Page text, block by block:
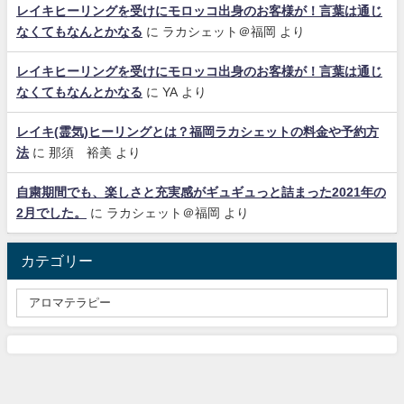
レイキヒーリングを受けにモロッコ出身のお客様が！言葉は通じ
なくてもなんとかなる に ラカシェット＠福岡 より
レイキヒーリングを受けにモロッコ出身のお客様が！言葉は通じ
なくてもなんとかなる に YA より
レイキ(霊気)ヒーリングとは？福岡ラカシェットの料金や予約方
法 に 那須 裕美 より
自粛期間でも、楽しさと充実感がギュギュっと詰まった2021年の
2月でした。
に ラカシェット＠福岡 より
カテゴリー